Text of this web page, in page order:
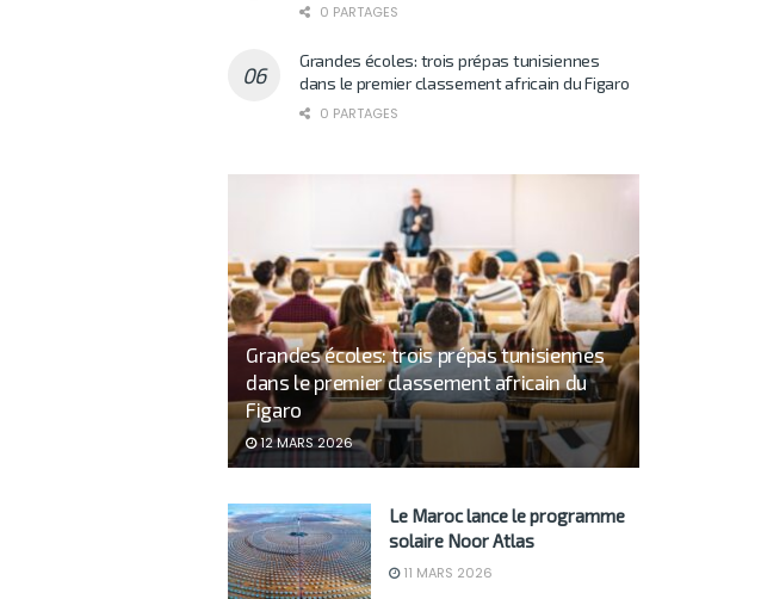
0 PARTAGES
Grandes écoles: trois prépas tunisiennes
dans le premier classement africain du Figaro
0 PARTAGES
Grandes écoles: trois prépas tunisiennes
dans le premier classement africain du
Figaro
12 MARS 2026
Le Maroc lance le programme
solaire Noor Atlas
11 MARS 2026